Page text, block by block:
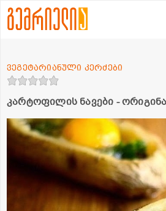
კარტოფილის ნავები -
ვეგეტარიანული კერძები